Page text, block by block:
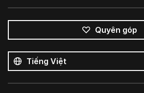
Quyên góp
cả
ngôn
ngữ
Ngôn
ngữ